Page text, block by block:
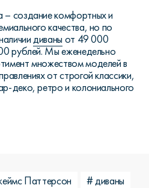
создание комфортных и
качества, но по
диваны от 49 000
рублей. Мы еженедельно
множеством моделей в
от строгой классики,
деко, ретро и колониального
Паттерсон
# диваны